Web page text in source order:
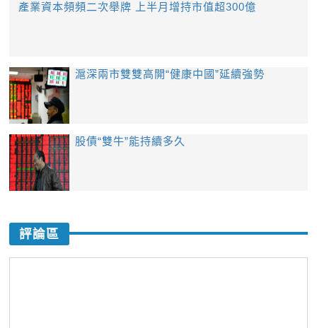
產業資本頻頻二次舉牌 上半月增持市值超300億
滬深兩市雙雙高開“健康中國”延續強勢
股債“雙牛”能持續多久
評論區